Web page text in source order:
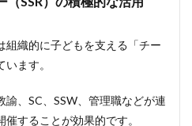
組織的に子どもを支える「チー
ます。
、SC、SSW、管理職などが連
することが効果的です。